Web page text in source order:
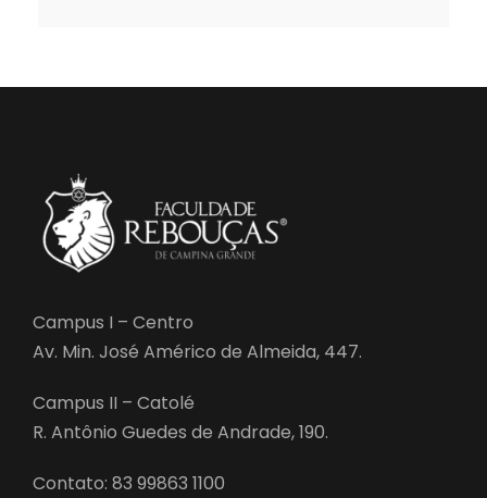
Campus I – Centro
Av. Min. José Américo de Almeida, 447.
Campus II – Catolé
R. Antônio Guedes de Andrade, 190.
Contato: 83 99863 1100